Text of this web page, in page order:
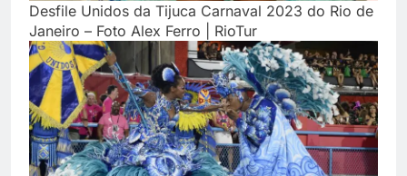
Desfile Unidos da Tijuca Carnaval 2023 do Rio de
Janeiro – Foto Alex Ferro | RioTur